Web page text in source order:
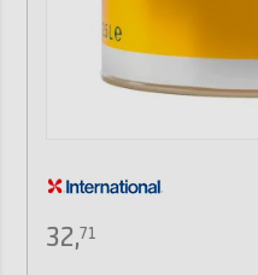
32,71